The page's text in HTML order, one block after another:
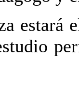
estará